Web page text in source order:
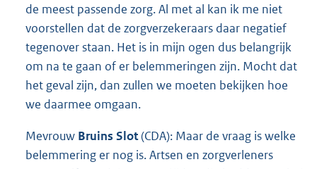
de meest passende zorg. Al met al kan ik me niet
voorstellen dat de zorgverzekeraars daar negatief
tegenover staan. Het is in mijn ogen dus belangrijk
om na te gaan of er belemmeringen zijn. Mocht dat
het geval zijn, dan zullen we moeten bekijken hoe
we daarmee omgaan.
Mevrouw Bruins Slot(CDA): Maar de vraag is welke
belemmering er nog is. Artsen en zorgverleners